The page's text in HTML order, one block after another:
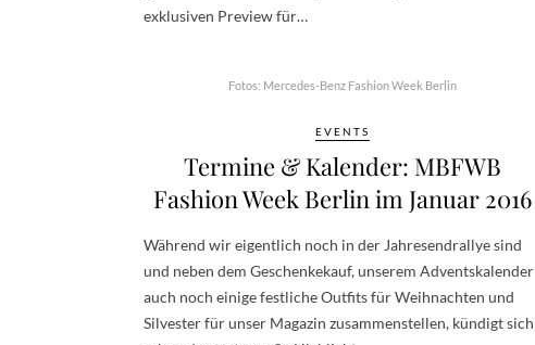
exklusiven Preview für…
Fotos: Mercedes-Benz Fashion Week Berlin
EVENTS
Termine & Kalender: MBFWB
Fashion Week Berlin im Januar 2016
Während wir eigentlich noch in der Jahresendrallye sind
und neben dem Geschenkekauf, unserem Adventskalender
auch noch einige festliche Outfits für Weihnachten und
Silvester für unser Magazin zusammenstellen, kündigt sich